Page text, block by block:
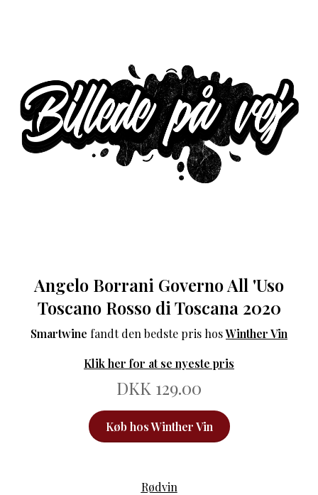
Angelo Borrani Governo All 'Uso
Toscano Rosso di Toscana 2020
Smartwine fandt den bedste pris hosWinther Vin
Klik her for at se nyeste pris
DKK 129.00
Køb hos Winther Vin
Rødvin